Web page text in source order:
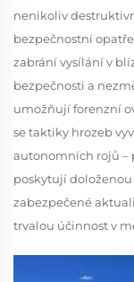
nenikoliv
bezpečnostní
zabrání vysílání v
bezpečnosti a
umožňují forenzní
se taktiky hrozeb
autonomních rojů –
poskytují
zabezpečené
trvalou účinnost v